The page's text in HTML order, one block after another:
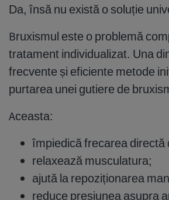
Da, însă nu există o soluție
Bruxismul este o problemă
tratament individualizat. Una
frecvente și eficiente metode
purtarea unei gutiere de
Aceasta:
împiedică frecarea directă
relaxează musculatura;
ajută la repoziționarea
reduce presiunea asupra